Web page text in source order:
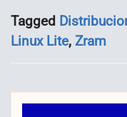
Tagged
Linux Lite, Zram